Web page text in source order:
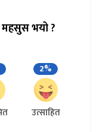
महसुस भयो ?
2%
उत्साहित